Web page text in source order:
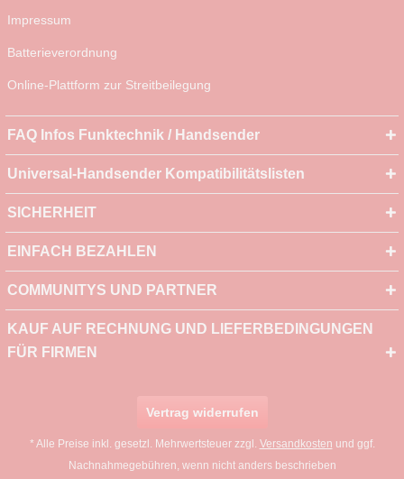
Impressum
Batterieverordnung
Online-Plattform zur Streitbeilegung
FAQ Infos Funktechnik / Handsender
Universal-Handsender Kompatibilitätslisten
SICHERHEIT
EINFACH BEZAHLEN
COMMUNITYS UND PARTNER
KAUF AUF RECHNUNG UND LIEFERBEDINGUNGEN
FÜR FIRMEN
Vertrag widerrufen
* Alle Preise inkl. gesetzl. Mehrwertsteuer zzgl. Versandkosten und ggf.
Nachnahmegebühren, wenn nicht anders beschrieben